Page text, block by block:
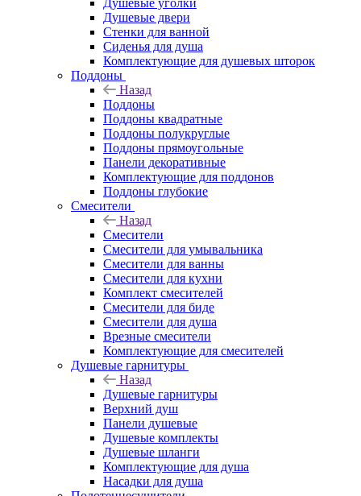
Душевые уголки
Душевые двери
Стенки для ванной
Сиденья для душа
Комплектующие для душевых шторок
Поддоны
Назад
Поддоны
Поддоны квадратные
Поддоны полукруглые
Поддоны прямоугольные
Панели декоративные
Комплектующие для поддонов
Поддоны глубокие
Смесители
Назад
Смесители
Смесители для умывальника
Смесители для ванны
Смесители для кухни
Комплект смесителей
Смесители для биде
Смесители для душа
Врезные смесители
Комплектующие для смесителей
Душевые гарнитуры
Назад
Душевые гарнитуры
Верхний душ
Панели душевые
Душевые комплекты
Душевые шланги
Комплектующие для душа
Насадки для душа